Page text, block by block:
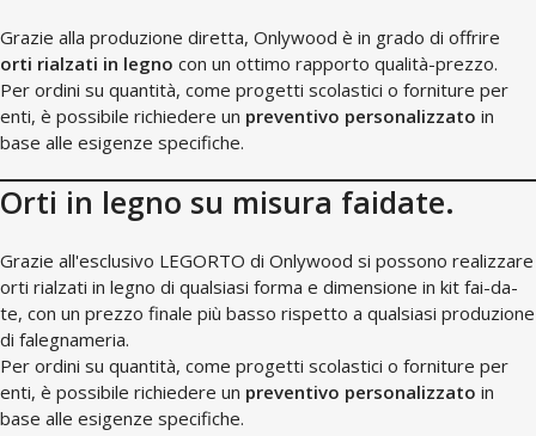
Grazie alla produzione diretta, Onlywood è in grado di offrire
orti rialzati in legno con un ottimo rapporto qualità-prezzo.
Per ordini su quantità, come progetti scolastici o forniture per
enti, è possibile richiedere un preventivo personalizzato in
base alle esigenze specifiche.
Orti in legno su misura faidate.
Grazie all'esclusivo LEGORTO di Onlywood si possono realizzare
orti rialzati in legno di qualsiasi forma e dimensione in kit fai-da-
te, con un prezzo finale più basso rispetto a qualsiasi produzione
di falegnameria.
Per ordini su quantità, come progetti scolastici o forniture per
enti, è possibile richiedere un preventivo personalizzato in
base alle esigenze specifiche.